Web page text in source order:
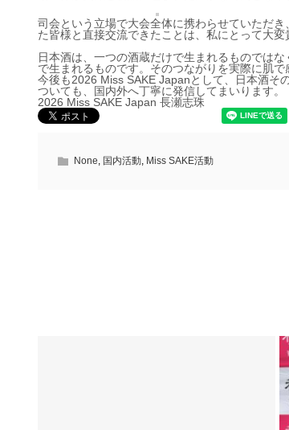
司会という立場で大会全体に携わらせていただ
た皆様と直接交流できたことは、私にとって大変
日本酒は、一つの酒蔵だけで生まれるものでは
で生まれるものです。そのつながりを実際に肌で
今後も2026 Miss SAKE Japanとして、日本酒そ
ついても、国内外へ丁寧に発信してまいります。
2026 Miss SAKE Japan 長瀬志珠
None, 国内活動, Miss SAKE活動